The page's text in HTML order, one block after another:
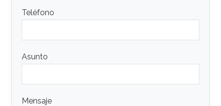
Teléfono
Asunto
Mensaje